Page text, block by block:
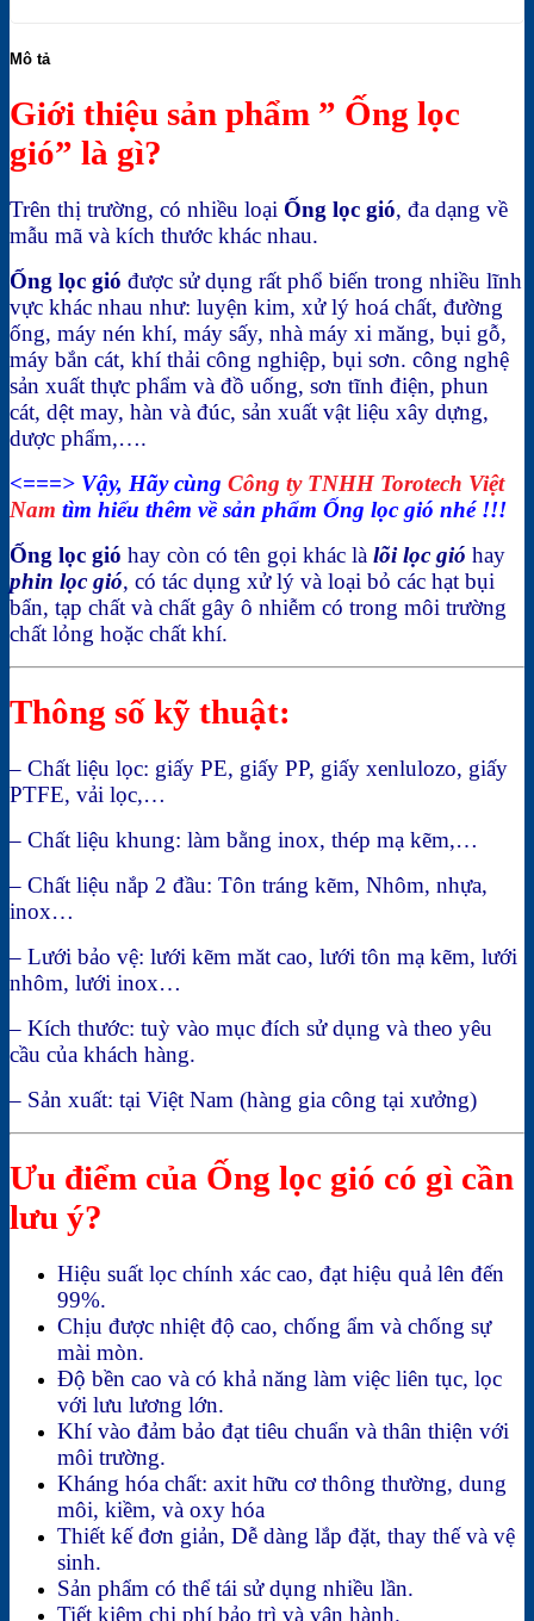
Mô tả
Giới thiệu sản phẩm ” Ống lọc
gió” là gì?
Trên thị trường, có nhiều loại Ống lọc gió, đa dạng về
mẫu mã và kích thước khác nhau.
Ống lọc gió được sử dụng rất phổ biến trong nhiều lĩnh
vực khác nhau như: luyện kim, xử lý hoá chất, đường
ống, máy nén khí, máy sấy, nhà máy xi măng, bụi gỗ,
máy bắn cát, khí thải công nghiệp, bụi sơn. công nghệ
sản xuất thực phẩm và đồ uống, sơn tĩnh điện, phun
cát, dệt may, hàn và đúc, sản xuất vật liệu xây dựng,
dược phẩm,….
<===> Vậy, Hãy cùng Công ty TNHH Torotech Việt
Nam tìm hiểu thêm về sản phẩm Ống lọc gió nhé !!!
Ống lọc gió hay còn có tên gọi khác là lõi lọc gió hay
phin lọc gió, có tác dụng xử lý và loại bỏ các hạt bụi
bẩn, tạp chất và chất gây ô nhiễm có trong môi trường
chất lỏng hoặc chất khí.
Thông số kỹ thuật:
– Chất liệu lọc: giấy PE, giấy PP, giấy xenlulozo, giấy
PTFE, vải lọc,…
– Chất liệu khung: làm bằng inox, thép mạ kẽm,…
– Chất liệu nắp 2 đầu: Tôn tráng kẽm, Nhôm, nhựa,
inox…
– Lưới bảo vệ: lưới kẽm măt cao, lưới tôn mạ kẽm, lưới
nhôm, lưới inox…
– Kích thước: tuỳ vào mục đích sử dụng và theo yêu
cầu của khách hàng.
– Sản xuất: tại Việt Nam (hàng gia công tại xưởng)
Ưu điểm của Ống lọc gió có gì cần
lưu ý?
Hiệu suất lọc chính xác cao, đạt hiệu quả lên đến
99%.
Chịu được nhiệt độ cao, chống ẩm và chống sự
mài mòn.
Độ bền cao và có khả năng làm việc liên tục, lọc
với lưu lương lớn.
Khí vào đảm bảo đạt tiêu chuẩn và thân thiện với
môi trường.
Kháng hóa chất: axit hữu cơ thông thường, dung
môi, kiềm, và oxy hóa
Thiết kế đơn giản, Dễ dàng lắp đặt, thay thế và vệ
sinh.
Sản phẩm có thể tái sử dụng nhiều lần.
Tiết kiệm chi phí bảo trì và vận hành.